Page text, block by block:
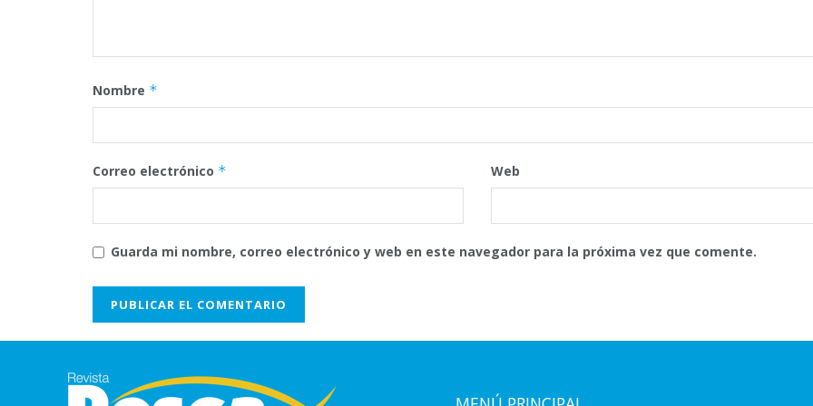
Nombre *
Correo electrónico * Web
Guarda mi nombre, correo electrónico y web en este navegador para la próxima vez que comente.